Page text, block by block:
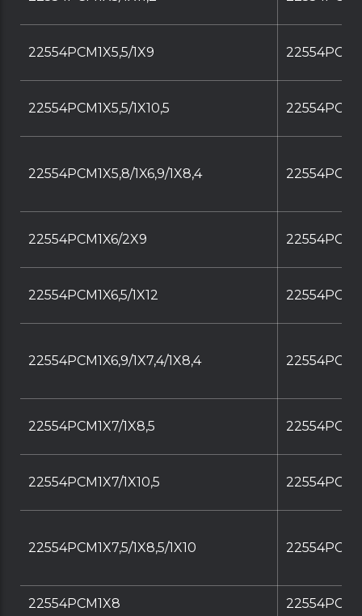
22554PCM1X5,5/1X9
22554PCM1X5,5/1X10,5
22554PCM1X5,8/1X6,9/1X8,4
22554PCM1X6/2X9
22554PCM1X6,5/1X12
22554PCM1X6,9/1X7,4/1X8,4
22554PCM1X7/1X8,5
22554PCM1X7/1X10,5
22554PCM1X7,5/1X8,5/1X10
22554PCM1X8